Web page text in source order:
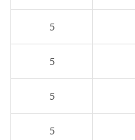
5
5
5
5